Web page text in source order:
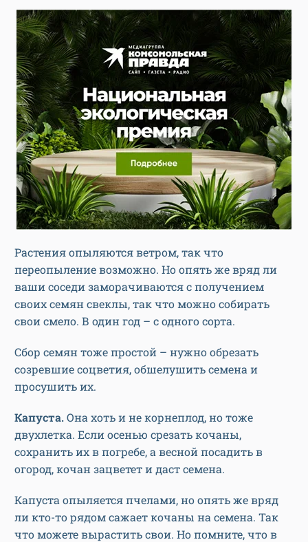
Растения опыляются ветром, так что
переопыление возможно. Но опять же вряд ли
ваши соседи заморачиваются с получением
своих семян свеклы, так что можно собирать
свои смело. В один год – с одного сорта.
Сбор семян тоже простой – нужно обрезать
созревшие соцветия, обшелушить семена и
просушить их.
Капуста.Она хоть и не корнеплод, но тоже
двухлетка. Если осенью срезать кочаны,
сохранить их в погребе, а весной посадить в
огород, кочан зацветет и даст семена.
Капуста опыляется пчелами, но опять же вряд
ли кто-то рядом сажает кочаны на семена. Так
что можете вырастить свои. Но помните, что в